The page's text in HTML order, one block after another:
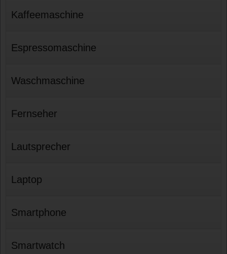
Kaffeemaschine
Espressomaschine
Waschmaschine
Fernseher
Lautsprecher
Laptop
Smartphone
Smartwatch